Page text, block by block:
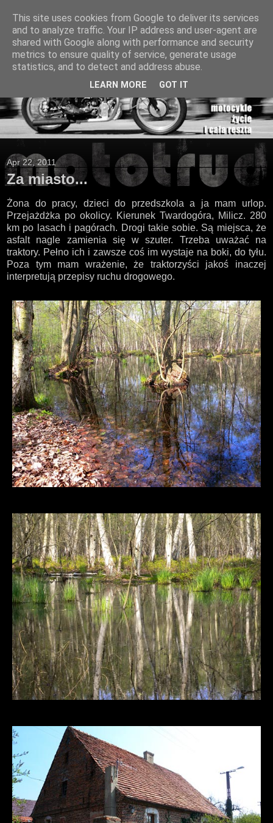
Apr 22, 2011
Za miasto...
Żona do pracy, dzieci do przedszkola a ja mam urlop.
Przejażdżka po okolicy. Kierunek Twardogóra, Milicz. 280
km po lasach i pagórach. Drogi takie sobie. Są miejsca, że
asfalt nagle zamienia się w szuter. Trzeba uważać na
traktory. Pełno ich i zawsze coś im wystaje na boki, do tyłu.
Poza tym mam wrażenie, że traktorzyści jakoś inaczej
interpretują przepisy ruchu drogowego.
This site uses cookies from Google to deliver its services
and to analyze traffic. Your IP address and user-agent are
shared with Google along with performance and security
metrics to ensure quality of service, generate usage
statistics, and to detect and address abuse.
LEARN MORE GOT IT